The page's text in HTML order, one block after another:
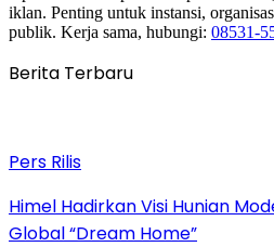
iklan. Penting untuk instansi,
publik. Kerja sama, hubungi: 08531-
Berita Terbaru
Pers Rilis
Himel Hadirkan Visi Hunian
Global “Dream Home”